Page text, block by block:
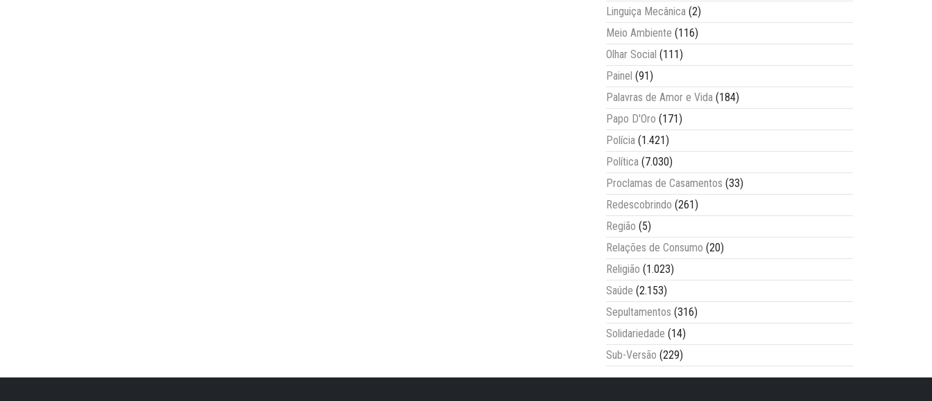
Linguiça Mecânica (2)
Meio Ambiente (116)
Olhar Social (111)
Painel (91)
Palavras de Amor e Vida (184)
Papo D'Oro (171)
Polícia (1.421)
Política (7.030)
Proclamas de Casamentos (33)
Redescobrindo (261)
Região (5)
Relações de Consumo (20)
Religião (1.023)
Saúde (2.153)
Sepultamentos (316)
Solidariedade (14)
Sub-Versão (229)